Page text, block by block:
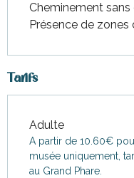
Cheminement
Présence de
Tarifs
Tarifs 2026
Adulte
A partir de 10.60€
musée uniquement,
au Grand Phare.